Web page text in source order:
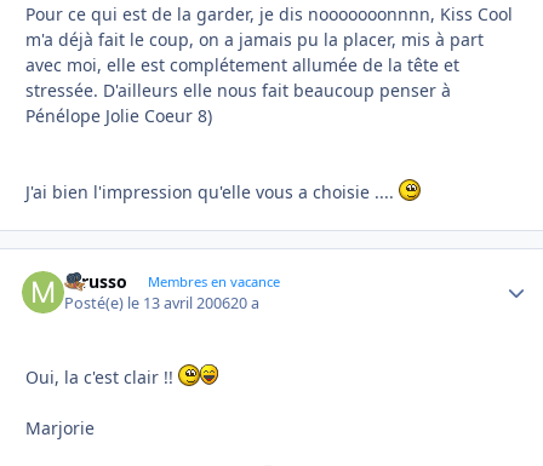
Pour ce qui est de la garder, je dis nooooooonnnn, Kiss Cool
m'a déjà fait le coup, on a jamais pu la placer, mis à part
avec moi, elle est complétement allumée de la tête et
stressée. D'ailleurs elle nous fait beaucoup penser à
Pénélope Jolie Coeur 8)
J'ai bien l'impression qu'elle vous a choisie ....
mrusso Membres en vacance
Posté(e) le 13 avril 200620 a
Oui, la c'est clair !!
Marjorie